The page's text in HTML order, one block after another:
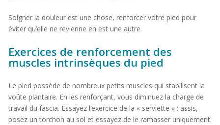
Soigner la douleur est une chose, renforcer votre pied pour
éviter qu’elle ne revienne en est une autre.
Exercices de renforcement des
muscles intrinsèques du pied
Le pied possède de nombreux petits muscles qui stabilisent la
voûte plantaire. En les renforçant, vous diminuez la charge de
travail du fascia. Essayez l’exercice de la « serviette » : assis,
posez un torchon au sol et essayez de le ramasser uniquement